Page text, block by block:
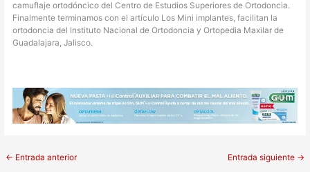
camuflaje ortodóncico del Centro de Estudios Superiores de Ortodoncia.
Finalmente terminamos con el artículo Los Mini implantes, facilitan la
ortodoncia del Instituto Nacional de Ortodoncia y Ortopedia Maxilar de
Guadalajara, Jalisco.
← Entrada anterior Entrada siguiente →